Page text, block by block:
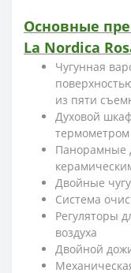
Основные
La Nordica
Чугунная
из пяти
Духовой
термометром
Панорамные
Двойные
Система
Регуляторы
воздуха
Двойной